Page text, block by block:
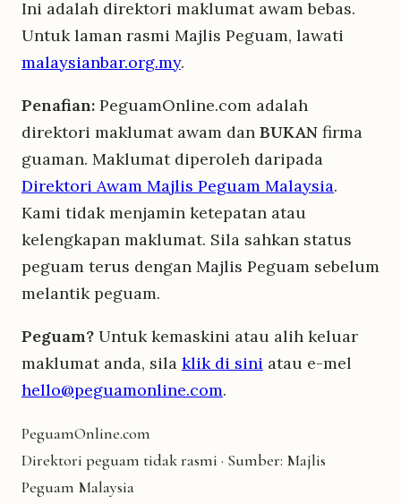
Ini adalah direktori maklumat awam bebas.
Untuk laman rasmi Majlis Peguam, lawati
malaysianbar.org.my.
Penafian: PeguamOnline.com adalah
direktori maklumat awam dan BUKAN firma
guaman. Maklumat diperoleh daripada
Direktori Awam Majlis Peguam Malaysia.
Kami tidak menjamin ketepatan atau
kelengkapan maklumat. Sila sahkan status
peguam terus dengan Majlis Peguam sebelum
melantik peguam.
Peguam? Untuk kemaskini atau alih keluar
maklumat anda, sila klik di sini atau e-mel
hello@peguamonline.com.
PeguamOnline.com
Direktori peguam tidak rasmi · Sumber: Majlis
Peguam Malaysia